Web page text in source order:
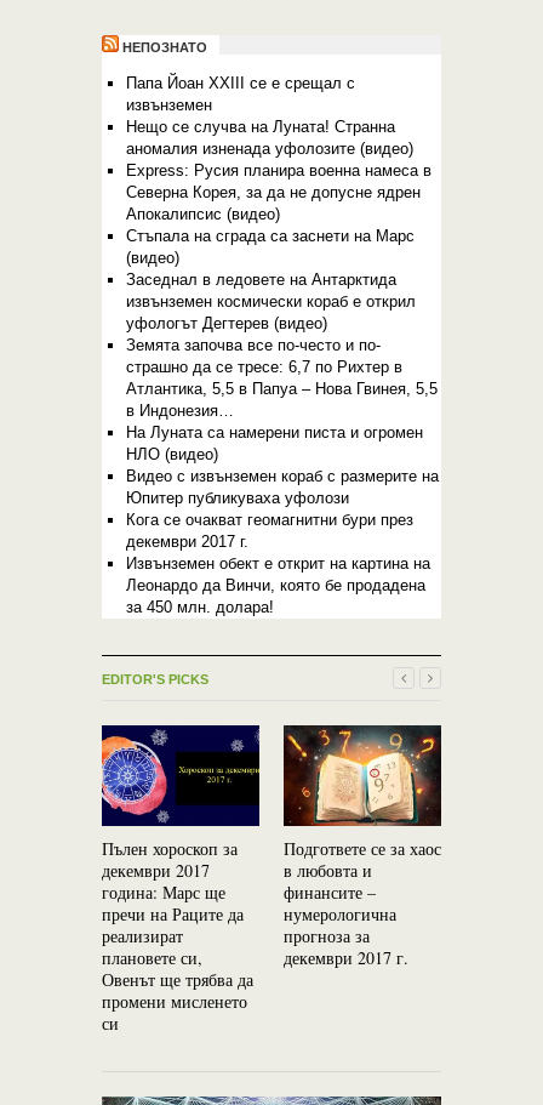
НЕПОЗНАТО
Папа Йоан XXIII се е срещал с
извънземен
Нещо се случва на Луната! Странна
аномалия изненада уфолозите (видео)
Express: Русия планира военна намеса в
Северна Корея, за да не допусне ядрен
Апокалипсис (видео)
Стъпала на сграда са заснети на Марс
(видео)
Заседнал в ледовете на Антарктида
извънземен космически кораб е открил
уфологът Дегтерев (видео)
Земята започва все по-често и по-
страшно да се тресе: 6,7 по Рихтер в
Атлантика, 5,5 в Папуа – Нова Гвинея, 5,5
в Индонезия…
На Луната са намерени писта и огромен
НЛО (видео)
Видео с извънземен кораб с размерите на
Юпитер публикуваха уфолози
Кога се очакват геомагнитни бури през
декември 2017 г.
Извънземен обект е открит на картина на
Леонардо да Винчи, която бе продадена
за 450 млн. долара!
EDITOR'S PICKS
Пълен хороскоп за
декември 2017
година: Марс ще
пречи на Раците да
реализират
плановете си,
Овенът ще трябва да
промени мисленето
си
Подгответе се за хаос
в любовта и
финансите –
нумерологична
прогноза за
декември 2017 г.